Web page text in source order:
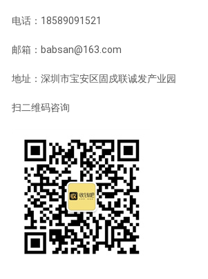
电话：18589091521
邮箱：babsan@163.com
地址：深圳市宝安区固戍联诚发产业园
扫二维码咨询